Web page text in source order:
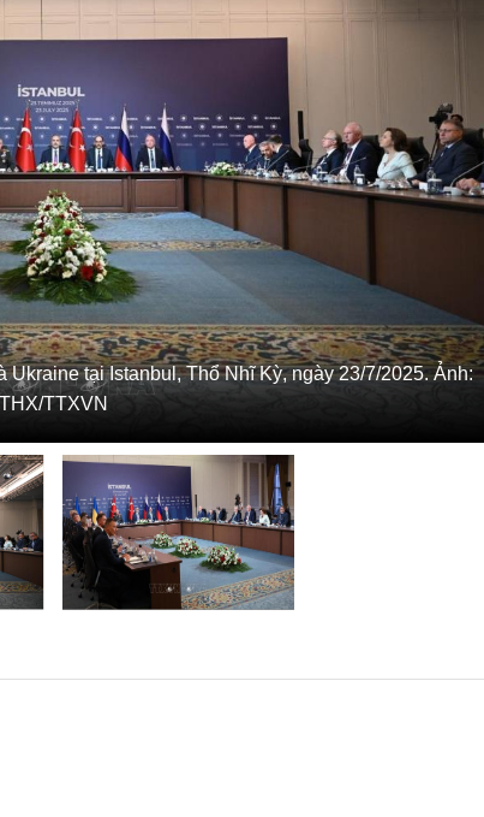
tại Istanbul, Thổ Nhĩ Kỳ, ngày 23/7/2025. Ảnh:
THX/TTXVN